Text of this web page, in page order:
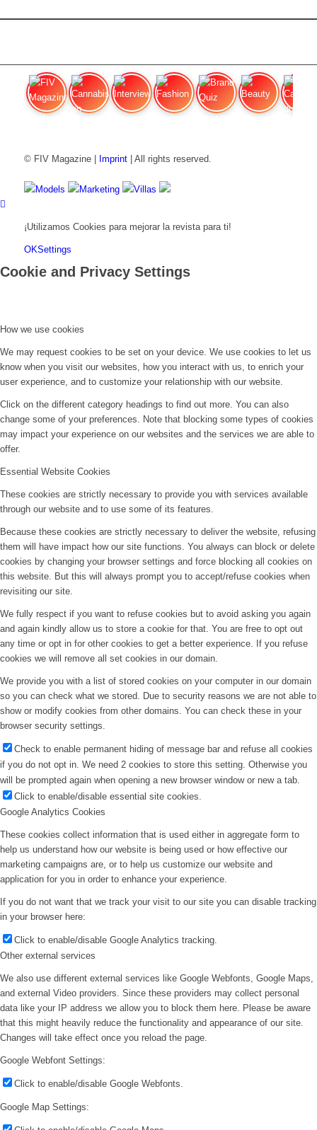
© FIV Magazine | Imprint| All rights reserved.
Models Marketing Villas
¡Utilizamos Cookies para mejorar la revista para ti!
OKSettings
Cookie and Privacy Settings
How we use cookies
We may request cookies to be set on your device. We use cookies to let us
know when you visit our websites, how you interact with us, to enrich your
user experience, and to customize your relationship with our website.
Click on the different category headings to find out more. You can also
change some of your preferences. Note that blocking some types of cookies
may impact your experience on our websites and the services we are able to
offer.
Essential Website Cookies
These cookies are strictly necessary to provide you with services available
through our website and to use some of its features.
Because these cookies are strictly necessary to deliver the website, refusing
them will have impact how our site functions. You always can block or delete
cookies by changing your browser settings and force blocking all cookies on
this website. But this will always prompt you to accept/refuse cookies when
revisiting our site.
We fully respect if you want to refuse cookies but to avoid asking you again
and again kindly allow us to store a cookie for that. You are free to opt out
any time or opt in for other cookies to get a better experience. If you refuse
cookies we will remove all set cookies in our domain.
We provide you with a list of stored cookies on your computer in our domain
so you can check what we stored. Due to security reasons we are not able to
show or modify cookies from other domains. You can check these in your
browser security settings.
Check to enable permanent hiding of message bar and refuse all cookies
if you do not opt in. We need 2 cookies to store this setting. Otherwise you
will be prompted again when opening a new browser window or new a tab.
Click to enable/disable essential site cookies.
Google Analytics Cookies
These cookies collect information that is used either in aggregate form to
help us understand how our website is being used or how effective our
marketing campaigns are, or to help us customize our website and
application for you in order to enhance your experience.
If you do not want that we track your visit to our site you can disable tracking
in your browser here:
Click to enable/disable Google Analytics tracking.
Other external services
We also use different external services like Google Webfonts, Google Maps,
and external Video providers. Since these providers may collect personal
data like your IP address we allow you to block them here. Please be aware
that this might heavily reduce the functionality and appearance of our site.
Changes will take effect once you reload the page.
Google Webfont Settings:
Click to enable/disable Google Webfonts.
Google Map Settings: